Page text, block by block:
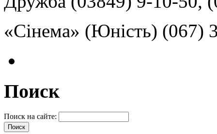
«Сінема» (Юність) (067)
Поиск
Поиск на сайте: